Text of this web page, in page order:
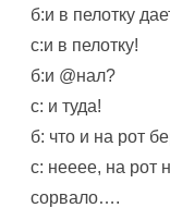
б:и в пелотку
с:и в пелотку!
б:и @нал?
с: и туда!
б: что и на рот
с: нееее, на рот
сорвало….